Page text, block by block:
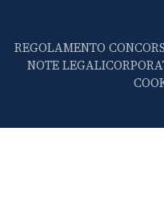
REGOLAMENTO
NOTE LEGALI